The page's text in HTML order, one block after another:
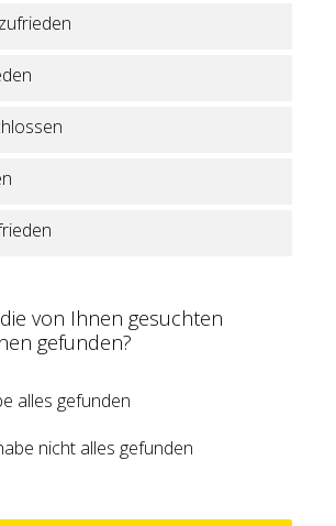
von Ihnen gesuchten
gefunden?
alles gefunden
nicht alles gefunden